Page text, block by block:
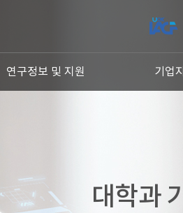
연구정보 및 지원 기업
대학과